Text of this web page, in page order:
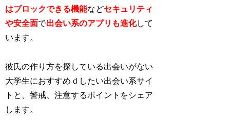
はブロックできる機能などセキュリティ
や安全面で出会い系のアプリも進化して
います。
彼氏の作り方を探している出会いがない
大学生におすすめｄしたい出会い系サイ
トと、警戒、注意するポイントをシェア
します。